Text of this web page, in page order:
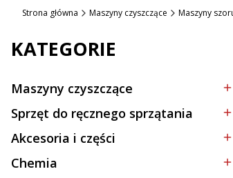
Strona główna Maszyny czyszczące Maszyny
KATEGORIE
Kategoria - Maszyny czyszczące
Maszyny czyszczące
Kategoria - Sprzęt do ręcznego sprzątania
Sprzęt do ręcznego sprzątania
Kategoria - Akcesoria i części
Akcesoria i części
Kategoria - Chemia
Chemia